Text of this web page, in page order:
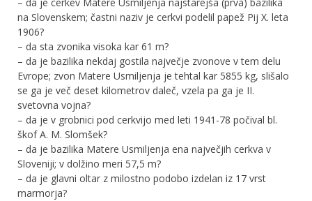
– da je cerkev Matere Usmiljenja najstarejša (prva) bazilika
na Slovenskem; častni naziv je cerkvi podelil papež Pij X. leta
1906?
– da sta zvonika visoka kar 61 m?
– da je bazilika nekdaj gostila največje zvonove v tem delu
Evrope; zvon Matere Usmiljenja je tehtal kar 5855 kg, slišalo
se ga je več deset kilometrov daleč, vzela pa ga je II.
svetovna vojna?
– da je v grobnici pod cerkvijo med leti 1941-78 počival bl.
škof A. M. Slomšek?
– da je bazilika Matere Usmiljenja ena največjih cerkva v
Sloveniji; v dolžino meri 57,5 m?
– da je glavni oltar z milostno podobo izdelan iz 17 vrst
marmorja?